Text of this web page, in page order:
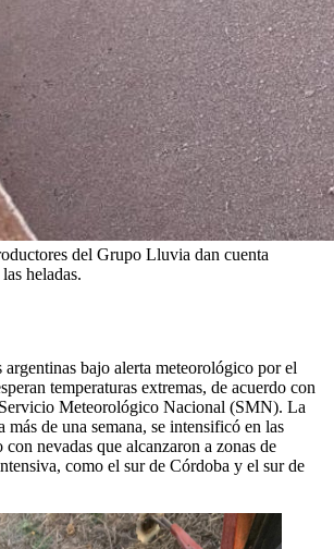
del Grupo Lluvia dan cuenta
heladas.
bajo alerta meteorológico por el
temperaturas extremas, de acuerdo con
Meteorológico Nacional (SMN). La
más de una semana, se intensificó en las
nevadas que alcanzaron a zonas de
como el sur de Córdoba y el sur de